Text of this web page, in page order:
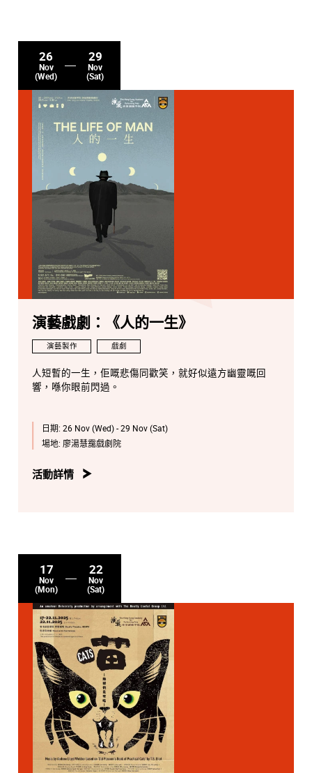
26
Nov
(Wed)
29
Nov
(Sat)
演藝戲劇：《人的一生》
演藝製作 戲劇
人短暫的一生，佢嘅悲傷同歡笑，就好似遠方幽靈嘅回
響，喺你眼前閃過。
日期: 26 Nov (Wed) - 29 Nov (Sat)
場地: 廖湯慧靄戲劇院
活動詳情
17
Nov
(Mon)
22
Nov
(Sat)